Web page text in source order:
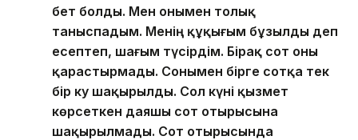
бет болды. Мен онымен толық
таныспадым. Менің құқығым бұзылды деп
есептеп, шағым түсірдім. Бірақ сот оны
қарастырмады. Сонымен бірге сотқа тек
бір куә шақырылды. Сол күні қызмет
көрсеткен даяшы сот отырысына
шақырылмады. Сот отырысында